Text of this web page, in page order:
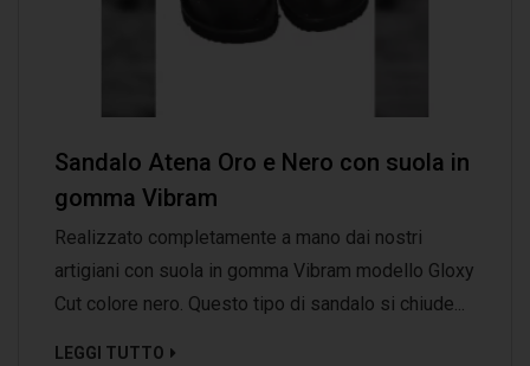
Sandalo Atena Oro e Nero con suola in
gomma Vibram
Realizzato completamente a mano dai nostri
artigiani con suola in gomma Vibram modello Gloxy
Cut colore nero. Questo tipo di sandalo si chiude...
LEGGI TUTTO